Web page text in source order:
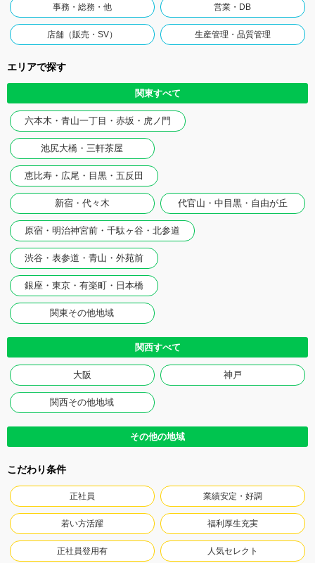
事務・総務・他 営業・DB
店舗（販売・SV） 生産管理・品質管理
エリアで探す
関東すべて
六本木・青山一丁目・赤坂・虎ノ門
池尻大橋・三軒茶屋
恵比寿・広尾・目黒・五反田
新宿・代々木 代官山・中目黒・自由が丘
原宿・明治神宮前・千駄ヶ谷・北参道
渋谷・表参道・青山・外苑前
銀座・東京・有楽町・日本橋
関東その他地域
関西すべて
大阪 神戸
関西その他地域
その他の地域
こだわり条件
正社員 業績安定・好調
若い方活躍 福利厚生充実
正社員登用有 人気セレクト